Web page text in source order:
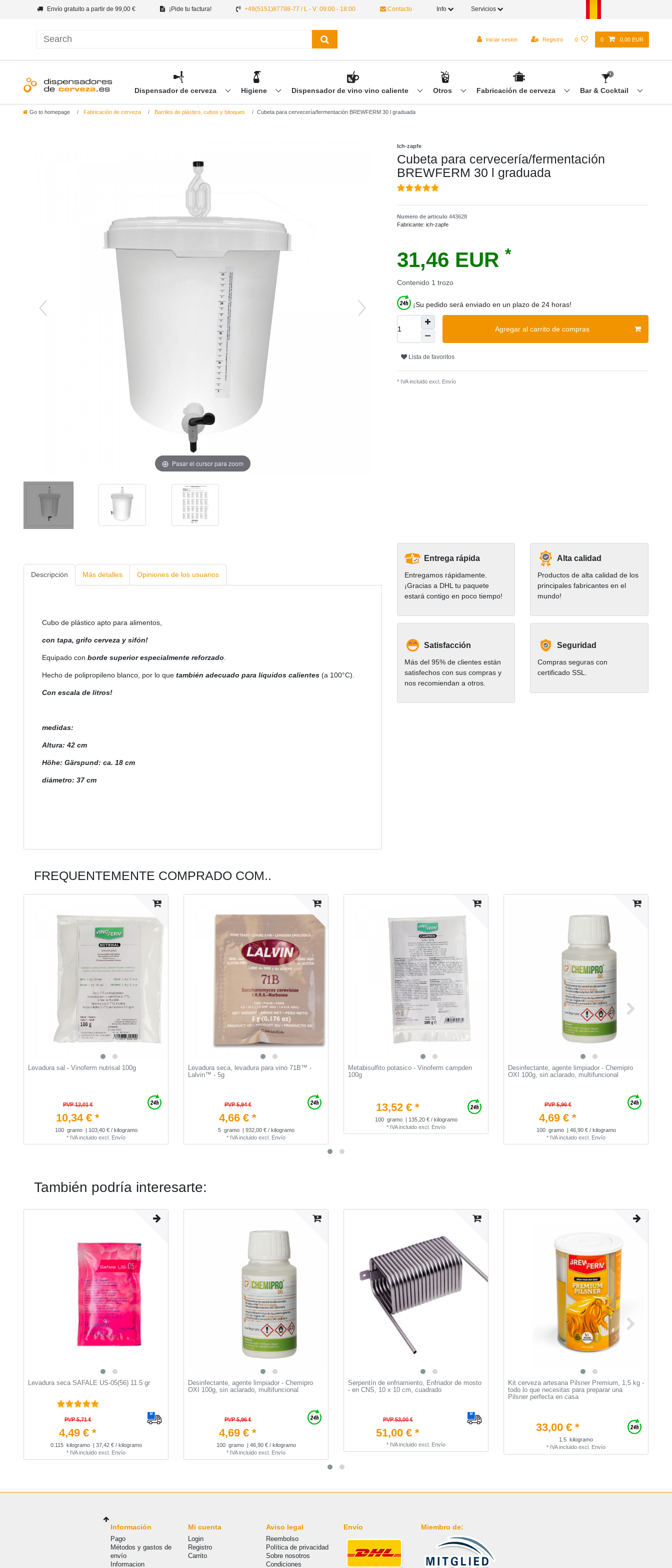
Envío gratuito a partir de 99,00 € ¡Pide tu factura! +49(5151)87798-77 / L - V: 09:00 - 18:00 Contacto Info Servicios
Iniciar sesion Registro 0 0 0,00 EUR
Dispensador de cerveza Higiene Dispensador de vino vino caliente Otros Fabricación de cerveza Bar & Cocktail
Go to homepage Fabricación de cerveza Barriles de plástico, cubos y bitoques Cubeta para cervecería/fermentación BREWFERM 30 l graduada
Pasar el cursor para zoom
Ich-zapfe
Cubeta para cervecería/fermentación
BREWFERM 30 l graduada
Numero de articulo 443628
Fabricante: ich-zapfe
31,46 EUR *
Contenido 1 trozo
¡Su pedido será enviado en un plazo de 24 horas!
Agregar al carrito de compras
Lista de favoritos
* IVA incluido excl. Envío
Descripción Más detalles Opiniones de los usuarios
Cubo de plástico apto para alimentos,
con tapa, grifo cerveza y sifón!
Equipado con borde superior especialmente reforzado
Hecho de polipropileno blanco, por lo que también adecuado para líquidos calientes (a 100°C).
Con escala de litros!
medidas:
Altura: 42 cm
Höhe: Gärspund: ca. 18 cm
diámetro: 37 cm
Entrega rápida
Entregamos rápidamente.
¡Gracias a DHL tu paquete
estará contigo en poco tiempo!
Alta calidad
Productos de alta calidad de los
principales fabricantes en el
mundo!
Satisfacción
Más del 95% de clientes están
satisfechos con sus compras y
nos recomiendan a otros.
Seguridad
Compras seguras con
certificado SSL.
FREQUENTEMENTE COMPRADO COM..
Levadura sal - Vinoferm nutrisal 100g
PVP 12,01 €
10,34 € *
100 gramo
| 103,40 € / kilogramo
* IVA incluido excl. Envío
Levadura seca, levadura para vino 71B™ -
Lalvin™ - 5g
PVP 5,94 €
4,66 € *
5 gramo
| 932,00 € / kilogramo
* IVA incluido excl. Envío
Metabisulfito potasico - Vinoferm campden
100g
13,52 € *
100 gramo
| 135,20 € / kilogramo
* IVA incluido excl. Envío
Desinfectante, agente limpiador - Chemipro
OXI 100g, sin aclarado, multifuncional
PVP 5,96 €
4,69 € *
100 gramo
| 46,90 € / kilogramo
* IVA incluido excl. Envío
También podría interesarte:
Levadura seca SAFALE US-05(56) 11.5 gr
PVP 5,71 €
4,49 € *
0.115 kilogramo
| 37,42 € / kilogramo
* IVA incluido excl. Envío
Desinfectante, agente limpiador - Chemipro
OXI 100g, sin aclarado, multifuncional
PVP 5,96 €
4,69 € *
100 gramo
| 46,90 € / kilogramo
* IVA incluido excl. Envío
Serpentín de enfriamiento, Enfriador de mosto
- en CNS, 10 x 10 cm, cuadrado
PVP 53,00 €
51,00 € *
* IVA incluido excl. Envío
Kit cerveza artesana Pilsner Premium, 1,5 kg -
todo lo que necesitas para preparar una
Pilsner perfecta en casa
33,00 € *
1.5 kilogramo
* IVA incluido excl. Envío
Información
Pago
Métodos y gastos de
envío
Informacion
Mi cuenta
Login
Registro
Carrito
Aviso legal
Reembolso
Política de privacidad
Sobre nosotros
Condiciones
Envío Miembro de: